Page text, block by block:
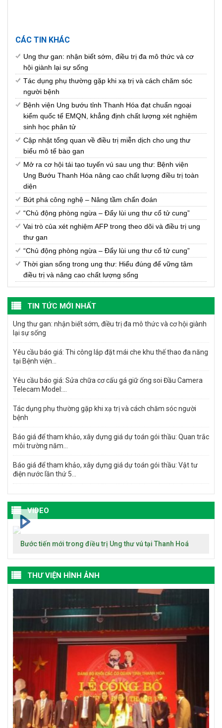
CÁC TIN KHÁC
Ung thư gan: nhận biết sớm, điều trị đa mô thức và cơ
hội giành lại sự sống
Tác dụng phụ thường gặp khi xạ trị và cách chăm sóc
người bệnh
Bệnh viện Ung bướu tỉnh Thanh Hóa đạt chuẩn ngoại
kiểm quốc tế EMQN, khẳng định chất lượng xét nghiệm
sinh học phân tử
Cập nhật tổng quan về điều trị miễn dịch cho ung thư
biểu mô tế bào gan
Mở ra cơ hội tái tạo tuyến vú sau ung thư: Bệnh viện
Ung Bướu Thanh Hóa nâng cao chất lượng điều trị toàn
diện
Bứt phá công nghệ – Nâng tầm chẩn đoán
“Chủ động phòng ngừa – Đẩy lùi ung thư cổ tử cung”
Vai trò của xét nghiệm AFP trong theo dõi và điều trị ung
thư gan
“Chủ động phòng ngừa – Đẩy lùi ung thư cổ tử cung”
Thời gian sống trong ung thư: Hiểu đúng để vững tâm
điều trị và nâng cao chất lượng sống
TIN TỨC MỚI NHẤT
Ung thư gan: nhận biết sớm, điều trị đa mô thức và cơ hội giành
lại sự sống
Yêu cầu báo giá: Thi công lắp đặt mái che khu thế thao đa năng
tại Bệnh viện...
Yêu cầu báo giá: Sửa chữa cơ cấu gá giữ ống soi Đầu Camera
Telecam Model:...
Tác dụng phụ thường gặp khi xạ trị và cách chăm sóc người
bệnh
Báo giá để tham khảo, xây dựng giá dự toán gói thầu: Quan trắc
môi trường năm...
Báo giá để tham khảo, xây dựng giá dự toán gói thầu: Vật tư
điện nước lần thứ 5...
VIDEO
Bước tiến mới trong điều trị Ung thư vú tại Thanh Hoá
THƯ VIỆN HÌNH ẢNH